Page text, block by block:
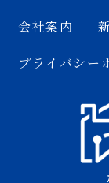
会社案内
プライバシー